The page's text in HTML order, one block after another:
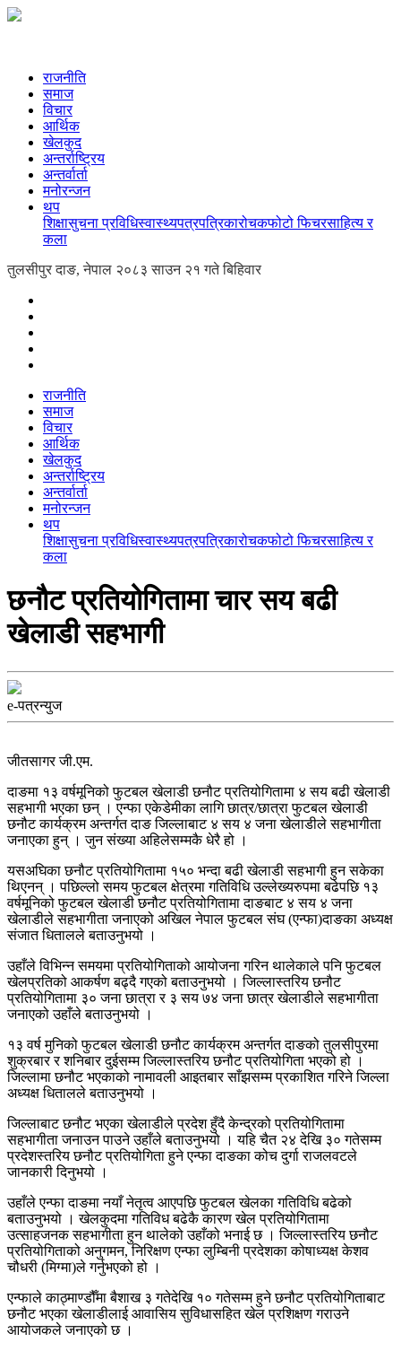
राजनीति
समाज
विचार
आर्थिक
खेलकुद
अन्तर्राष्ट्रिय
अन्तर्वार्ता
मनोरन्जन
थप
शिक्षासुचना प्रविधिस्वास्थ्यपत्रपत्रिकारोचकफोटो फिचरसाहित्य र
कला
तुलसीपुर दाङ, नेपाल २०८३ साउन २१ गते बिहिवार
राजनीति
समाज
विचार
आर्थिक
खेलकुद
अन्तर्राष्ट्रिय
अन्तर्वार्ता
मनोरन्जन
थप
शिक्षासुचना प्रविधिस्वास्थ्यपत्रपत्रिकारोचकफोटो फिचरसाहित्य र
कला
छनौट प्रतियोगितामा चार सय बढी
खेलाडी सहभागी
e-पत्रन्युज
जीतसागर जी.एम.
दाङमा १३ वर्षमूनिको फुटबल खेलाडी छनौट प्रतियोगितामा ४ सय बढी खेलाडी
सहभागी भएका छन् । एन्फा एकेडेमीका लागि छात्र/छात्रा फुटबल खेलाडी
छनौट कार्यक्रम अन्तर्गत दाङ जिल्लाबाट ४ सय ४ जना खेलाडीले सहभागीता
जनाएका हुन् । जुन संख्या अहिलेसम्मकै धेरै हो ।
यसअघिका छनौट प्रतियोगितामा १५० भन्दा बढी खेलाडी सहभागी हुन सकेका
थिएनन् । पछिल्लो समय फुटबल क्षेत्रमा गतिविधि उल्लेख्यरुपमा बढेपछि १३
वर्षमूनिको फुटबल खेलाडी छनौट प्रतियोगितामा दाङबाट ४ सय ४ जना
खेलाडीले सहभागीता जनाएको अखिल नेपाल फुटबल संघ (एन्फा)दाङका अध्यक्ष
संजात धितालले बताउनुभयो ।
उहाँले विभिन्न समयमा प्रतियोगिताको आयोजना गरिन थालेकाले पनि फुटबल
खेलप्रतिको आकर्षण बढ्दै गएको बताउनुभयो । जिल्लास्तरिय छनौट
प्रतियोगितामा ३० जना छात्रा र ३ सय ७४ जना छात्र खेलाडीले सहभागीता
जनाएको उहाँले बताउनुभयो ।
१३ वर्ष मुनिको फुटबल खेलाडी छनौट कार्यक्रम अन्तर्गत दाङको तुलसीपुरमा
शुक्रबार र शनिबार दुईसम्म जिल्लास्तरिय छनौट प्रतियोगिता भएको हो ।
जिल्लामा छनौट भएकाको नामावली आइतबार साँझसम्म प्रकाशित गरिने जिल्ला
अध्यक्ष धितालले बताउनुभयो ।
जिल्लाबाट छनौट भएका खेलाडीले प्रदेश हुँदै केन्द्रको प्रतियोगितामा
सहभागीता जनाउन पाउने उहाँले बताउनुभयो । यहि चैत २४ देखि ३० गतेसम्म
प्रदेशस्तरिय छनौट प्रतियोगिता हुने एन्फा दाङका कोच दुर्गा राजलवटले
जानकारी दिनुभयो ।
उहाँले एन्फा दाङमा नयाँ नेतृत्व आएपछि फुटबल खेलका गतिविधि बढेको
बताउनुभयो । खेलकुदमा गतिविध बढेकै कारण खेल प्रतियोगितामा
उत्साहजनक सहभागीता हुन थालेको उहाँको भनाई छ । जिल्लास्तरिय छनौट
प्रतियोगिताको अनुगमन, निरिक्षण एन्फा लुम्बिनी प्रदेशका कोषाध्यक्ष केशव
चौधरी (मिग्मा)ले गर्नुभएको हो ।
एन्फाले काठ्माण्डौँमा बैशाख ३ गतेदेखि १० गतेसम्म हुने छनौट प्रतियोगिताबाट
छनौट भएका खेलाडीलाई आवासिय सुविधासहित खेल प्रशिक्षण गराउने
आयोजकले जनाएको छ ।